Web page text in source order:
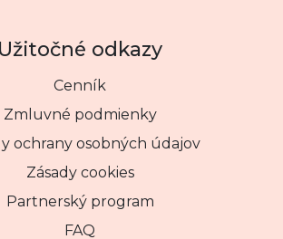
Užitočné odkazy
Cenník
Zmluvné podmienky
ochrany osobných údajov
Zásady cookies
Partnerský program
FAQ